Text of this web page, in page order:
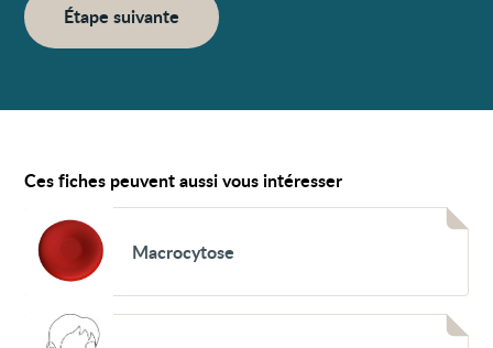
Étape suivante
Ces fiches peuvent aussi vous intéresser
Macrocytose
Macrocytose
Voir
Fatigue